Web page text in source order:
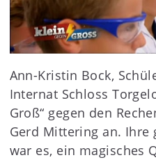
Ann-Kristin Bock,
Internat Schloss
Groß“ gegen den
Gerd Mittering an. Ihre
war es, ein magisches